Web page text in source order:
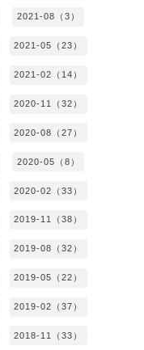
2021-08（3）
2021-05（23）
2021-02（14）
2020-11（32）
2020-08（27）
2020-05（8）
2020-02（33）
2019-11（38）
2019-08（32）
2019-05（22）
2019-02（37）
2018-11（33）